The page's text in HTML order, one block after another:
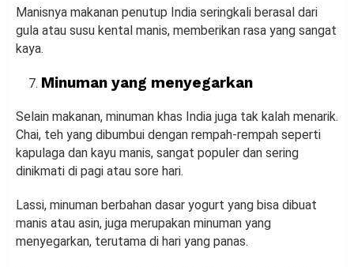
Manisnya makanan penutup India seringkali berasal dari
gula atau susu kental manis, memberikan rasa yang sangat
kaya.
Minuman yang menyegarkan
Selain makanan, minuman khas India juga tak kalah menarik.
Chai, teh yang dibumbui dengan rempah-rempah seperti
kapulaga dan kayu manis, sangat populer dan sering
dinikmati di pagi atau sore hari.
Lassi, minuman berbahan dasar yogurt yang bisa dibuat
manis atau asin, juga merupakan minuman yang
menyegarkan, terutama di hari yang panas.